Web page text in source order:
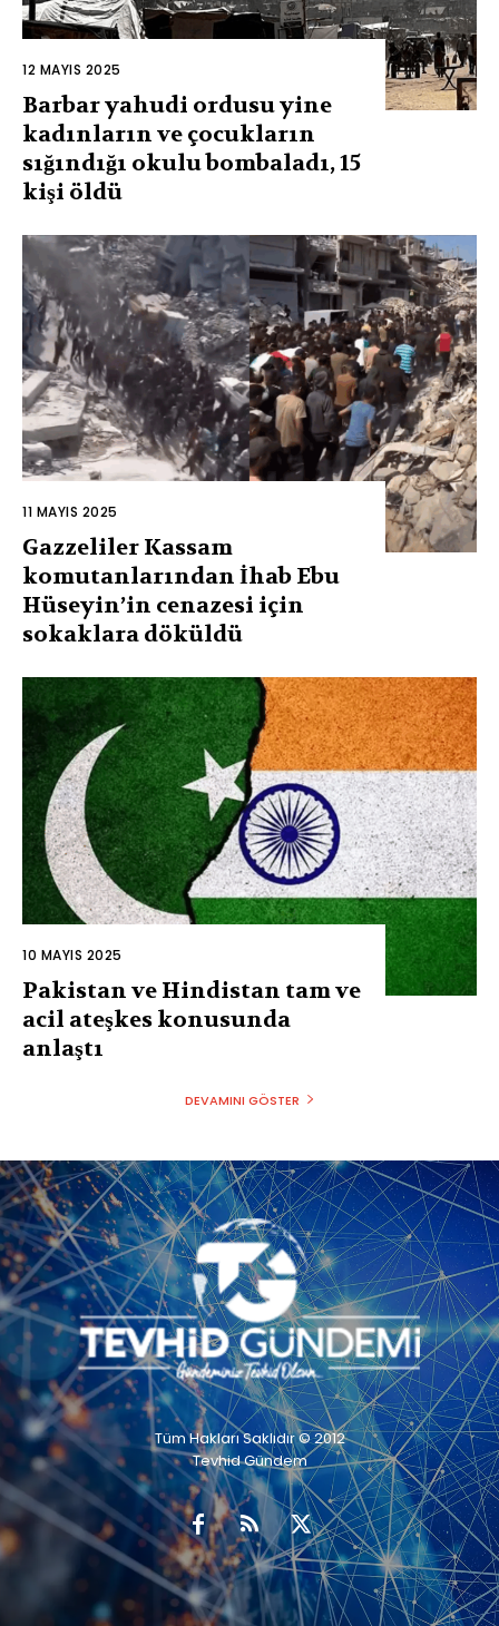
12 MAYIS 2025
Barbar yahudi ordusu yine
kadınların ve çocukların
sığındığı okulu bombaladı, 15
kişi öldü
11 MAYIS 2025
Gazzeliler Kassam
komutanlarından İhab Ebu
Hüseyin’in cenazesi için
sokaklara döküldü
10 MAYIS 2025
Pakistan ve Hindistan tam ve
acil ateşkes konusunda
anlaştı
DEVAMINI GÖSTER
Tüm Hakları Saklıdır © 2012
Tevhid Gündem